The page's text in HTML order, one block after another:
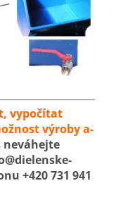
vypočítat
výroby a-
neváhejte
+420 731 941